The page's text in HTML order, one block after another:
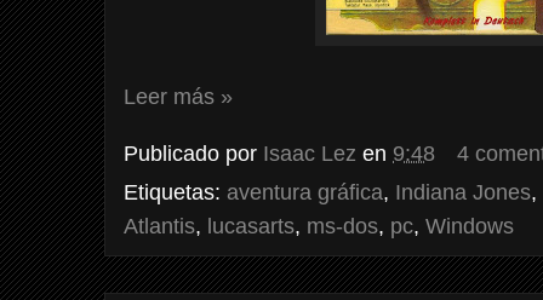
Leer más »
Publicado por Isaac Lez en 9:48
4
Etiquetas: aventura gráfica, Indiana Jones,
Atlantis, lucasarts, ms-dos, pc, Windows